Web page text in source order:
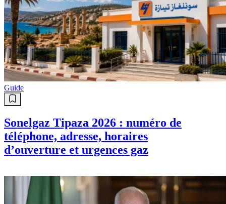
Guide
Sonelgaz Tipaza 2026 : numéro de
téléphone, adresse, horaires
d’ouverture et urgences gaz